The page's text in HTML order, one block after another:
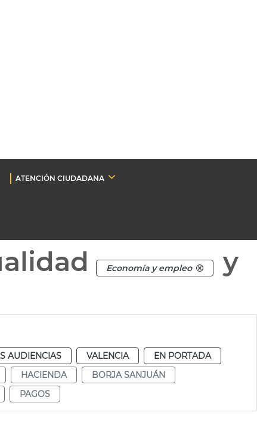
ATENCIÓN CIUDADANA
Economía y empleo
y
AUDIENCIAS VALENCIA
EN PORTADA
HACIENDA
BORJA SANJUÁN
PAGOS